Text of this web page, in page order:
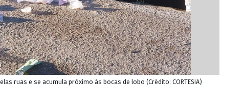
ruas e se acumula próximo às bocas de lobo (Crédito: CORTESIA)